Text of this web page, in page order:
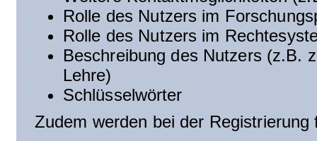
Rolle des Nutzers im
Rolle des Nutzers im
Beschreibung des Nutzers (z.B.
Lehre)
Schlüsselwörter
Zudem werden bei der